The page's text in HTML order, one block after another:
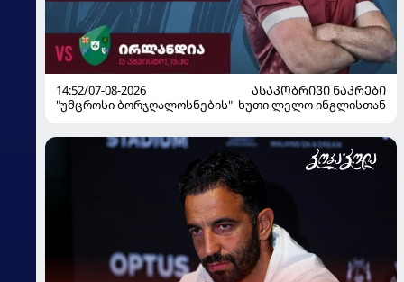
14:52/07-08-2026
ᲐᲡᲐᲙᲝᲑᲠᲘᲕᲘ ᲜᲐᲙᲠᲔᲑᲘ
"უმცროსი ბორჯღალოსნების" ხუთი ლელო ინგლისთან